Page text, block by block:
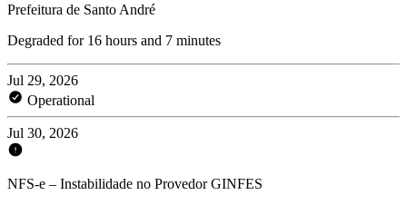
Prefeitura de Santo André
Degraded for 16 hours and 7 minutes
Jul 29, 2026
Operational
Jul 30, 2026
NFS-e – Instabilidade no Provedor GINFES